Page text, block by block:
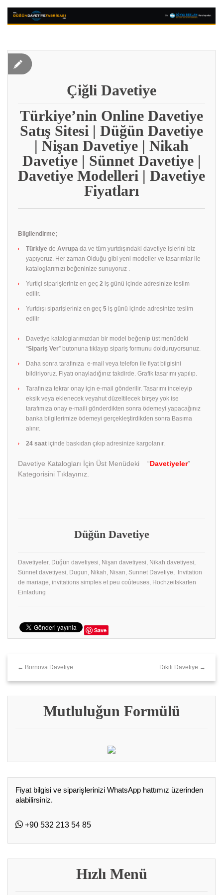
Çiğli Davetiye
Türkiye’nin Online Davetiye
Satış Sitesi | Düğün Davetiye
| Nişan Davetiye | Nikah
Davetiye | Sünnet Davetiye |
Davetiye Modelleri | Davetiye
Fiyatları
Bilgilendirme;
Türkiye de Avrupa da ve tüm yurtdışındaki davetiye işlerini biz
yapıyoruz. Her zaman Olduğu gibi yeni modeller ve tasarımlar ile
kataloglarımızı beğeninize sunuyoruz .
Yurtiçi siparişleriniz en geç 2 iş günü içinde adresinize teslim
edilir.
Yurtdışı siparişleriniz en geç 5 iş günü içinde adresinize teslim
edilir
Davetiye kataloglarımızdan bir model beğenip üst menüdeki
“Sipariş Ver” butonuna tıklayıp sipariş formunu dolduruyorsunuz.
Daha sonra tarafınıza e-mail veya telefon ile fiyat bilgisini
bildiriyoruz. Fiyatı onayladığınız takdirde. Grafik tasarımı yapılıp.
Tarafınıza tekrar onay için e-mail gönderilir. Tasarımı inceleyip
eksik veya eklenecek veyahut düzeltilecek birşey yok ise
tarafımıza onay e-maili gönderdikten sonra ödemeyi yapacağınız
banka bilgilerimize ödemeyi gerçekleştirdikden sonra Basıma
alınır.
24 saat içinde baskıdan çıkıp adresinize kargolanır.
Davetiye Katalogları İçin Üst Menüdeki “Davetiyeler”
Kategorisini Tıklayınız.
Düğün Davetiye
Davetiyeler, Düğün davetiyesi, Nişan davetiyesi, Nikah davetiyesi,
Sünnet davetiyesi, Dugun, Nikah, Nisan, Sunnet Davetiye, Invitation
de mariage, invitations simples et peu coûteuses, Hochzeitskarten
Einladung
Save
← Bornova Davetiye Dikili Davetiye →
Mutluluğun Formülü
Fiyat bilgisi ve siparişlerinizi WhatsApp hattımız üzerinden
alabilirsiniz.
+90 532 213 54 85
Hızlı Menü